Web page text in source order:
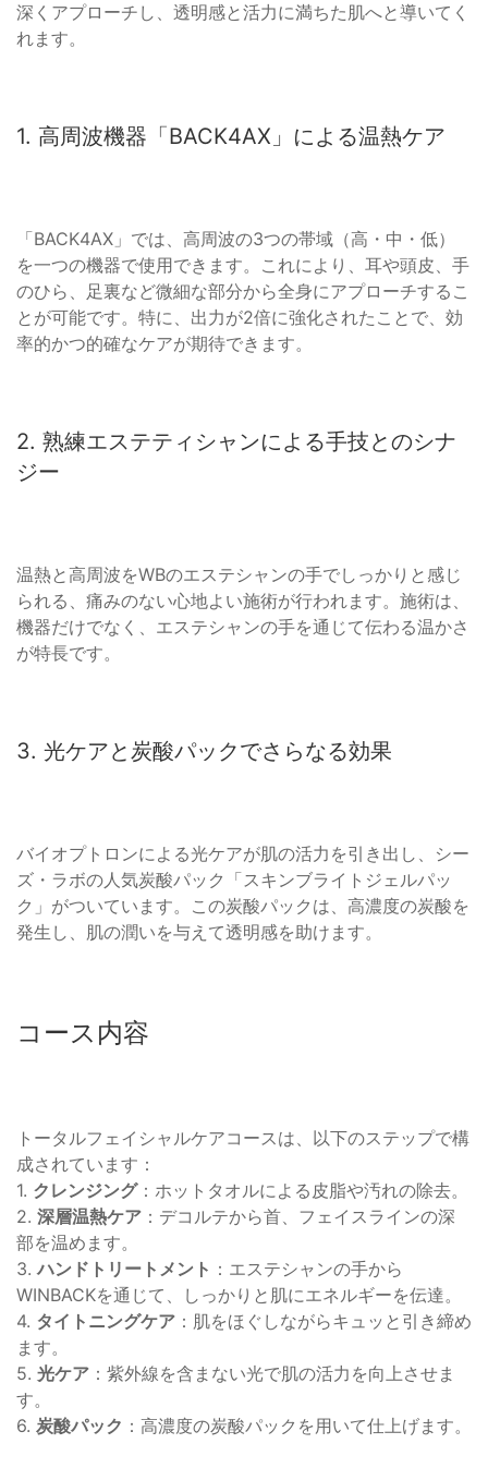
深くアプローチし、透明感と活力に満ちた肌へと導いてく
れます。
1. 高周波機器「BACK4AX」による温熱ケア
「BACK4AX」では、高周波の3つの帯域（高・中・低）
を一つの機器で使用できます。これにより、耳や頭皮、手
のひら、足裏など微細な部分から全身にアプローチするこ
とが可能です。特に、出力が2倍に強化されたことで、効
率的かつ的確なケアが期待できます。
2. 熟練エステティシャンによる手技とのシナ
ジー
温熱と高周波をWBのエステシャンの手でしっかりと感じ
られる、痛みのない心地よい施術が行われます。施術は、
機器だけでなく、エステシャンの手を通じて伝わる温かさ
が特長です。
3. 光ケアと炭酸パックでさらなる効果
バイオプトロンによる光ケアが肌の活力を引き出し、シー
ズ・ラボの人気炭酸パック「スキンブライトジェルパッ
ク」がついています。この炭酸パックは、高濃度の炭酸を
発生し、肌の潤いを与えて透明感を助けます。
コース内容
トータルフェイシャルケアコースは、以下のステップで構
成されています：
1. クレンジング：ホットタオルによる皮脂や汚れの除去。
2. 深層温熱ケア ：デコルテから首、フェイスラインの深
部を温めます。
3.ハンドトリートメント ：エステシャンの手から
WINBACKを通じて、しっかりと肌にエネルギーを伝達。
4. タイトニングケア ：肌をほぐしながらキュッと引き締め
ます。
5. 光ケア ：紫外線を含まない光で肌の活力を向上させま
す。
6. 炭酸パック ：高濃度の炭酸パックを用いて仕上げます。